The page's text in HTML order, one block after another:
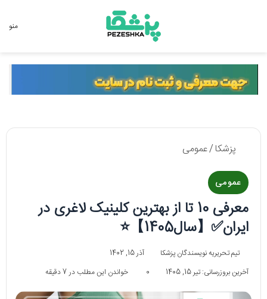
منو
پزشکا/عمومی
عمومی
معرفی 10 تا از بهترین کلینیک لاغری در
ایران✅【سال1405】⭐
تیم تحریریه نویسندگان پزشکا
آذر 15, 1402
آخرین بروزرسانی: تیر 15, 1405
0 خواندن این مطلب در 7 دقیقه